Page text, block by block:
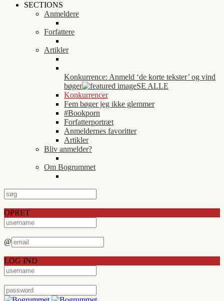
SECTIONS
Anmeldere
Forfattere
Artikler
Konkurrence: Anmeld ‘de korte tekster’ og vind
bøger
SE ALLE
Konkurrencer
Fem bøger jeg ikke glemmer
#Bookporn
Forfatterportræt
Anmeldernes favoritter
Artikler
Bliv anmelder?
Om Bogrummet
OPRET
@
LOG IND